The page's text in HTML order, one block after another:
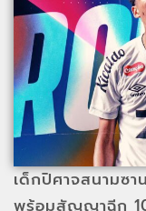
เด็กปิศาจสนามซ
พร้อมสัญญาฉีก